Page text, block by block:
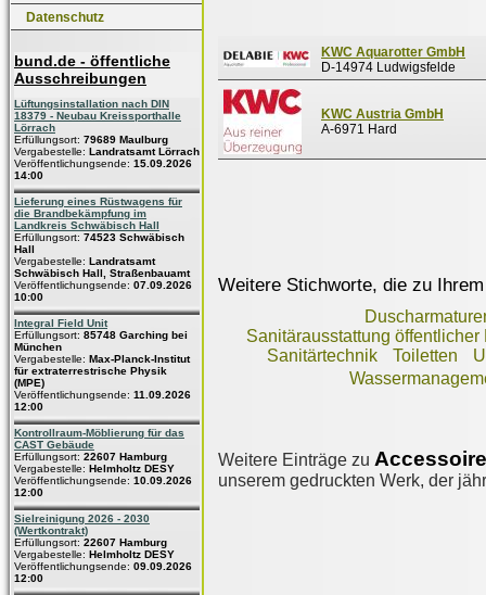
Datenschutz
bund.de - öffentliche
Ausschreibungen
Lüftungsinstallation nach DIN
18379 - Neubau Kreissporthalle
Lörrach
Erfüllungsort: 79689 Maulburg
Vergabestelle: Landratsamt Lörrach
Veröffentlichungsende: 15.09.2026
14:00
Lieferung eines Rüstwagens für
die Brandbekämpfung im
Landkreis Schwäbisch Hall
Erfüllungsort: 74523 Schwäbisch
Hall
Vergabestelle: Landratsamt
Schwäbisch Hall, Straßenbauamt
Veröffentlichungsende: 07.09.2026
10:00
Integral Field Unit
Erfüllungsort: 85748 Garching bei
München
Vergabestelle: Max-Planck-Institut
für extraterrestrische Physik
(MPE)
Veröffentlichungsende: 11.09.2026
12:00
Kontrollraum-Möblierung für das
CAST Gebäude
Erfüllungsort: 22607 Hamburg
Vergabestelle: Helmholtz DESY
Veröffentlichungsende: 10.09.2026
12:00
Sielreinigung 2026 - 2030
(Wertkontrakt)
Erfüllungsort: 22607 Hamburg
Vergabestelle: Helmholtz DESY
Veröffentlichungsende: 09.09.2026
12:00
KWC Aquarotter GmbH
D-14974 Ludwigsfelde
KWC Austria GmbH
A-6971 Hard
Weitere Stichworte, die zu
Sanitärausstattung öffentlicher
Sanitärtechnik
Toiletten
Weitere Einträge zu
unserem gedruckten Werk, der